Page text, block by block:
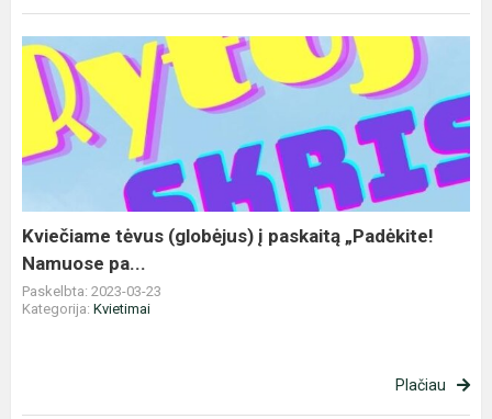
Kviečiame
tėvus
(globėjus)
paskaitą
pa...
Kviečiame tėvus (globėjus) į paskaitą „Padėkite!
Namuose pa...
Paskelbta: 2023-03-23
Kategorija: Kvietimai
Plačiau